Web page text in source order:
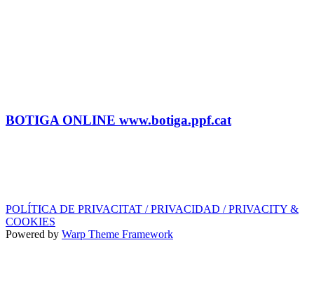
BOTIGA ONLINE www.botiga.ppf.cat
POLÍTICA DE PRIVACITAT / PRIVACIDAD / PRIVACITY &
COOKIES
Powered by Warp Theme Framework